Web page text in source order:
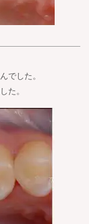
でした。
た。